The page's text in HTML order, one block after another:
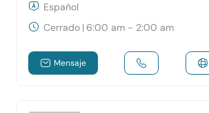
Español
Cerrado |6:00 am - 2:00 am
Mensaje